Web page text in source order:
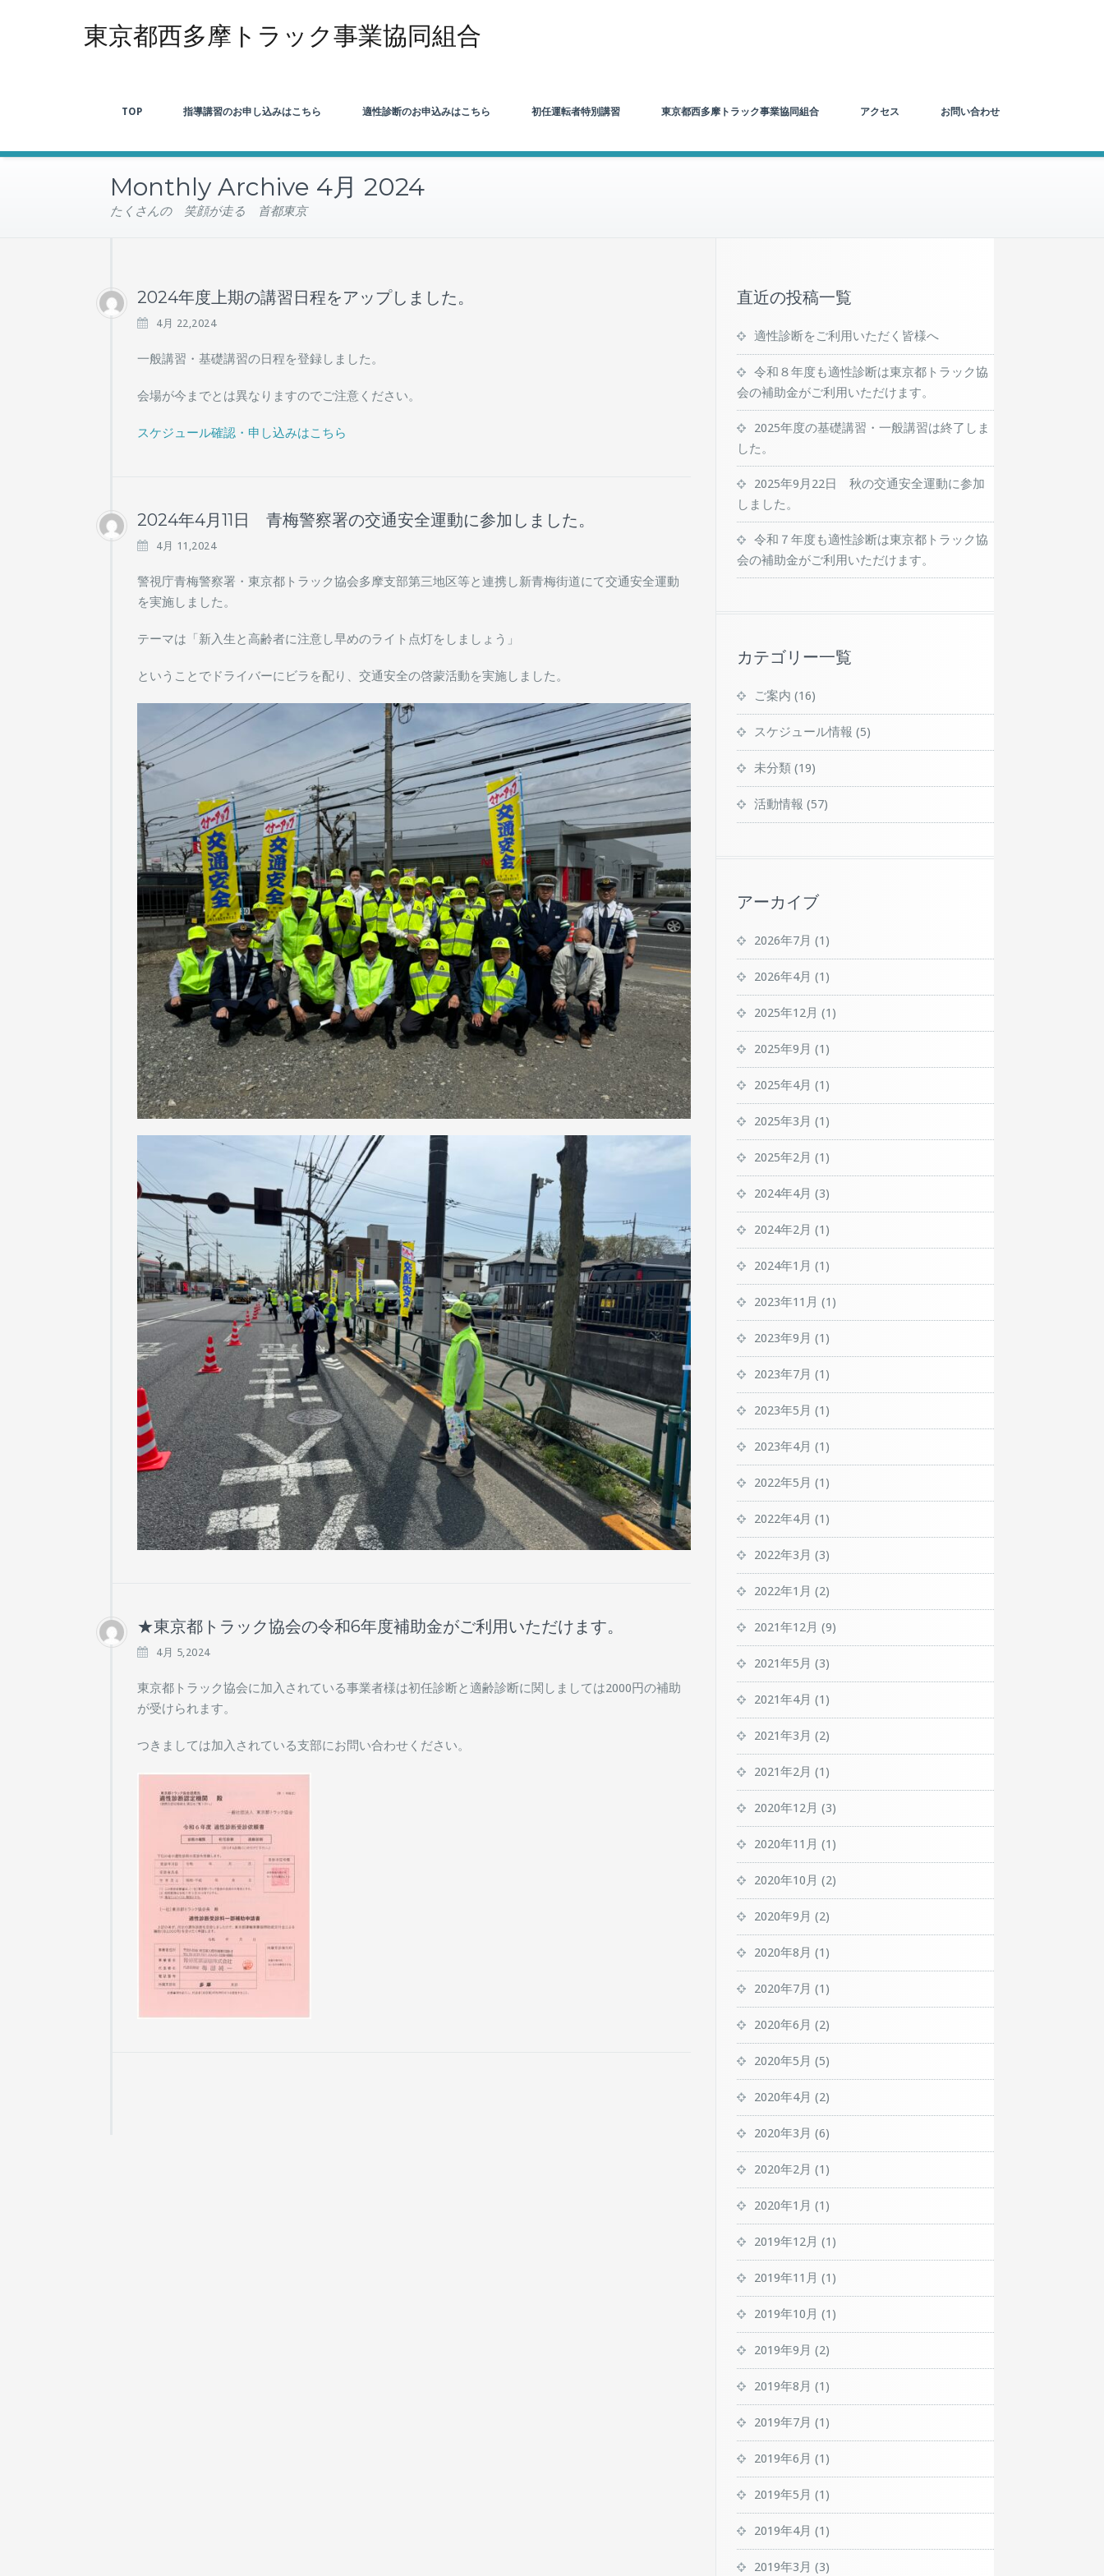
東京都西多摩トラック事業協同組合
TOP 指導講習のお申し込みはこちら 適性診断のお申込みはこちら 初任運転者特別講習 東京都西多摩トラック事業協同組合 アクセス お問い合わせ
Monthly Archive 4月 2024
たくさんの 笑顔が走る 首都東京
2024年度上期の講習日程をアップしました。
4月 22,2024
一般講習・基礎講習の日程を登録しました。
会場が今までとは異なりますのでご注意ください。
スケジュール確認・申し込みはこちら
2024年4月11日 青梅警察署の交通安全運動に参加しました。
4月 11,2024
警視庁青梅警察署・東京都トラック協会多摩支部第三地区等と連携し新青梅街道にて交通安全運動
を実施しました。
テーマは「新入生と高齢者に注意し早めのライト点灯をしましょう」
ということでドライバーにビラを配り、交通安全の啓蒙活動を実施しました。
★東京都トラック協会の令和6年度補助金がご利用いただけます。
4月 5,2024
東京都トラック協会に加入されている事業者様は初任診断と適齢診断に関しましては2000円の補助
が受けられます。
つきましては加入されている支部にお問い合わせください。
直近の投稿一覧
適性診断をご利用いただく皆様へ
令和８年度も適性診断は東京都トラック協
会の補助金がご利用いただけます。
2025年度の基礎講習・一般講習は終了しま
した。
2025年9月22日 秋の交通安全運動に参加
しました。
令和７年度も適性診断は東京都トラック協
会の補助金がご利用いただけます。
カテゴリー一覧
ご案内 (16)
スケジュール情報 (5)
未分類 (19)
活動情報 (57)
アーカイブ
2026年7月 (1)
2026年4月 (1)
2025年12月 (1)
2025年9月 (1)
2025年4月 (1)
2025年3月 (1)
2025年2月 (1)
2024年4月 (3)
2024年2月 (1)
2024年1月 (1)
2023年11月 (1)
2023年9月 (1)
2023年7月 (1)
2023年5月 (1)
2023年4月 (1)
2022年5月 (1)
2022年4月 (1)
2022年3月 (3)
2022年1月 (2)
2021年12月 (9)
2021年5月 (3)
2021年4月 (1)
2021年3月 (2)
2021年2月 (1)
2020年12月 (3)
2020年11月 (1)
2020年10月 (2)
2020年9月 (2)
2020年8月 (1)
2020年7月 (1)
2020年6月 (2)
2020年5月 (5)
2020年4月 (2)
2020年3月 (6)
2020年2月 (1)
2020年1月 (1)
2019年12月 (1)
2019年11月 (1)
2019年10月 (1)
2019年9月 (2)
2019年8月 (1)
2019年7月 (1)
2019年6月 (1)
2019年5月 (1)
2019年4月 (1)
2019年3月 (3)